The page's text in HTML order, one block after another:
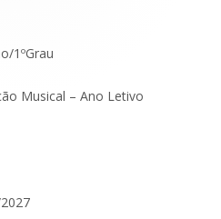
1ºGrau
Musical – Ano Letivo